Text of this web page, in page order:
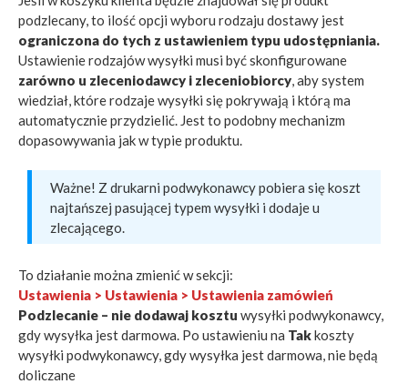
podzlecany, to ilość opcji wyboru rodzaju dostawy jest
ograniczona do tych z ustawieniem typu udostępniania.
Ustawienie rodzajów wysyłki musi być skonfigurowane
zarówno u zleceniodawcy i zleceniobiorcy, aby system
wiedział, które rodzaje wysyłki się pokrywają i którą ma
automatycznie przydzielić. Jest to podobny mechanizm
dopasowywania jak w typie produktu.
Ważne! Z drukarni podwykonawcy pobiera się koszt
najtańszej pasującej typem wysyłki i dodaje u
zlecającego.
To działanie można zmienić w sekcji:
Ustawienia > Ustawienia > Ustawienia zamówień
Podzlecanie – nie dodawaj kosztu wysyłki podwykonawcy,
gdy wysyłka jest darmowa. Po ustawieniu na Takkoszty
wysyłki podwykonawcy, gdy wysyłka jest darmowa, nie będą
doliczane